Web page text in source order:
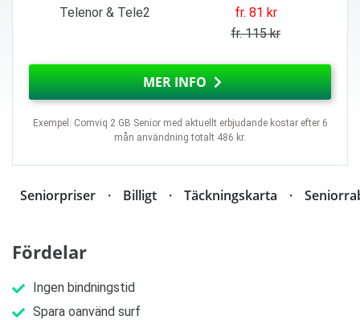
Telenor & Tele2
fr. 81 kr
fr. 115 kr
MER INFO
Exempel: Comviq 2 GB Senior med aktuellt erbjudande kostar efter 6
mån användning totalt 486 kr.
Seniorpriser Billigt Täckningskarta
Fördelar
Ingen bindningstid
Spara oanvänd surf